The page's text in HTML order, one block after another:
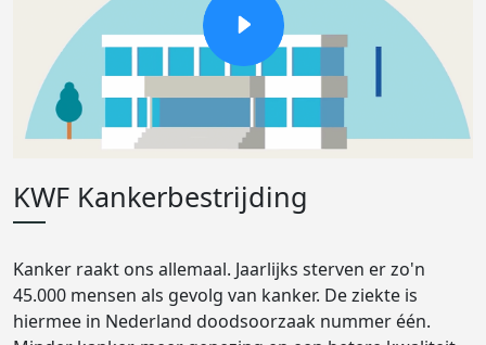
KWF Kankerbestrijding
Kanker raakt ons allemaal. Jaarlijks sterven er zo'n
45.000 mensen als gevolg van kanker. De ziekte is
hiermee in Nederland doodsoorzaak nummer één.